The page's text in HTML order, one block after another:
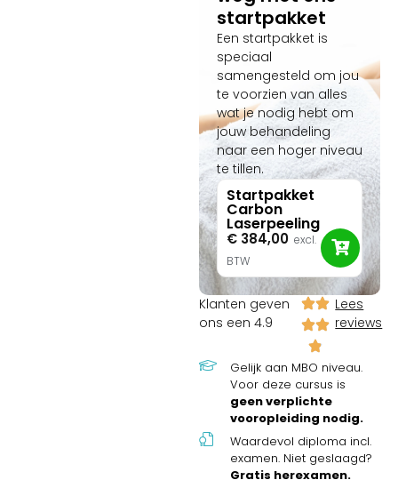
startpakket
Een startpakket is
speciaal
samengesteld om jou
te voorzien van alles
wat je nodig hebt om
jouw behandeling
naar een hoger niveau
te tillen.
Startpakket
Carbon
Laserpeeling
€ 384,00 excl.
BTW
Klanten geven
ons een 4.9
Lees
reviews
Gelijk aan MBO niveau.
Voor deze cursus is
geen verplichte
vooropleiding nodig.
Waardevol diploma incl.
examen. Niet geslaagd?
Gratis herexamen.